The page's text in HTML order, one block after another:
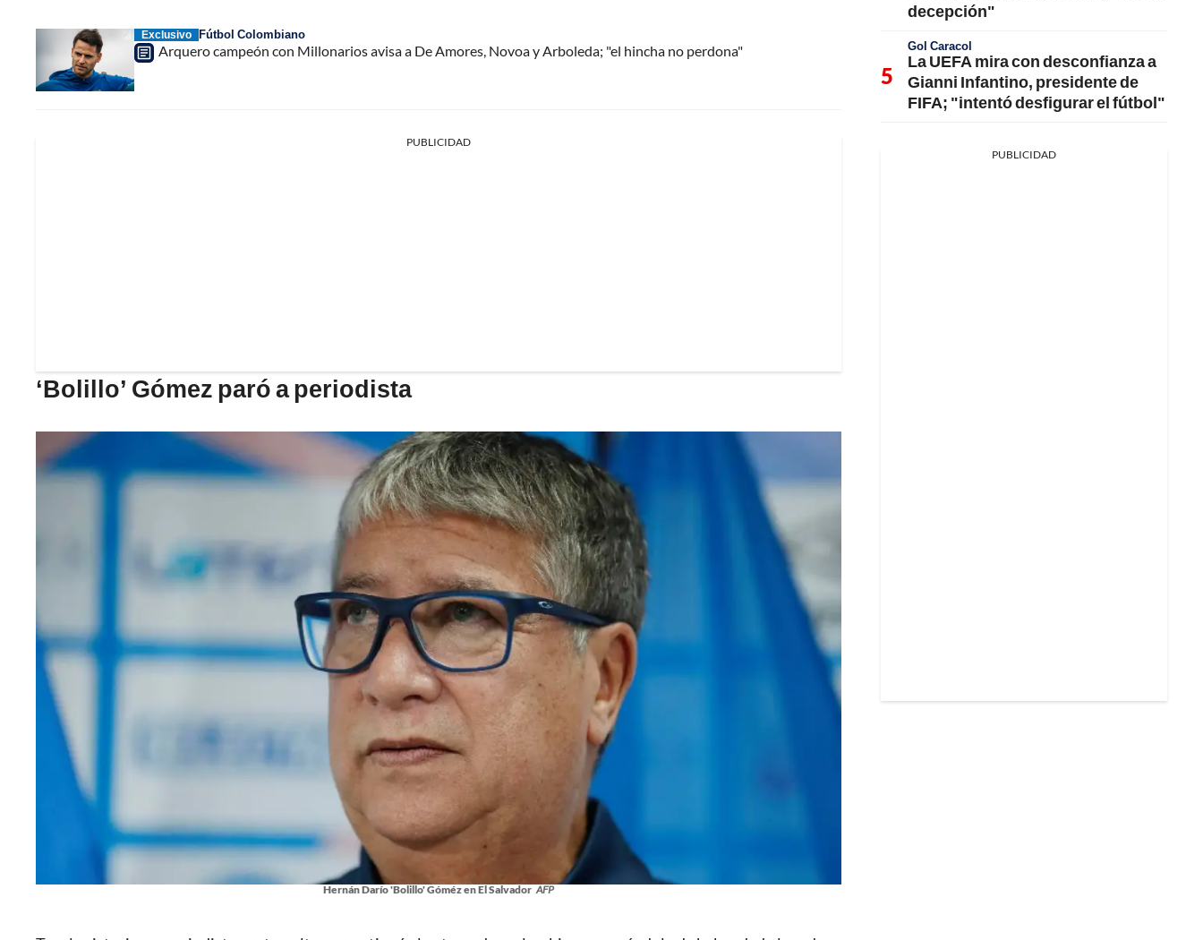
Exclusivo Fútbol Colombiano
Arquero campeón con Millonarios avisa a De Amores, Novoa y Arboleda; "el hincha no perdona"
PUBLICIDAD
‘Bolillo’ Gómez paró a periodista
Hernán Darío 'Bolillo' Góméz en El Salvador AFP
decepción"
Gol Caracol
La UEFA mira con desconfianza a
Gianni Infantino, presidente de
FIFA; "intentó desfigurar el fútbol"
PUBLICIDAD